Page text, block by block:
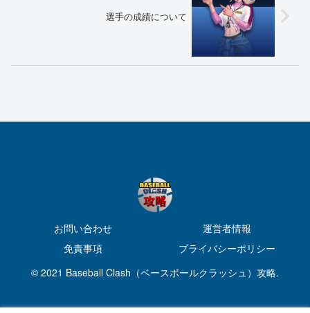
選手の成績について
お問い合わせ
運営者情報
免責事項
プライバシーポリシー
© 2021 Baseball Clash（ベースボールクラッシュ）攻略.